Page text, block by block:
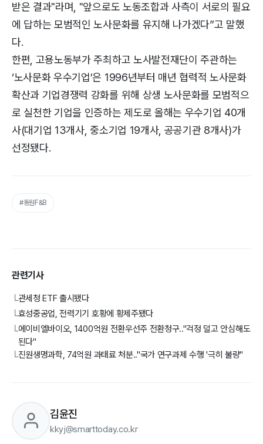
받은 결과"라며, "앞으로도 노동조합과 사측이 서로의 필요
에 답하는 모범적인 노사문화를 유지해 나가겠다”고 말했
다.
한편, 고용노동부가 주최하고 노사발전재단이 주관하는
‘노사문화 우수기업’은 1996년부터 매년 협력적 노사문화
확산과 기업경쟁력 강화를 위해 상생 노사문화를 모범적으
로 실천한 기업을 인증하는 제도로 올해는 우수기업 40개
사(대기업 13개사, 중소기업 19개사, 공공기관 8개사)가
선정됐다.
#동원F&B
관련기사
└관세청 ETF 출시됐다
└효성중공업, 전력기기 호황에 황제주됐다
└에이비엘바이오, 1400억원 전환우선주 전환청구.."걱정 덜고 안심해도
된다"
└진원생명과학, 74억원 과태료 처분.."국가 연구과제 수행 '극히 불량"
김윤진
kkyj@smarttoday.co.kr